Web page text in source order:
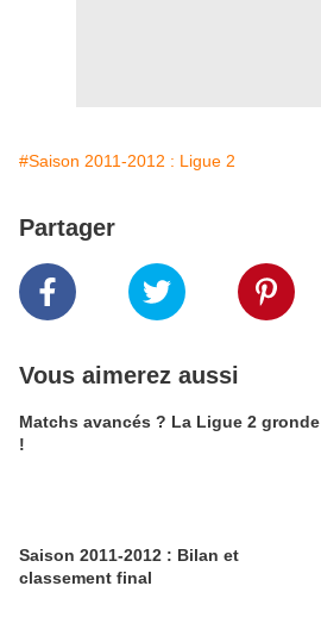
#Saison 2011-2012 : Ligue 2
Partager
Vous aimerez aussi
Matchs avancés ? La Ligue 2 gronde
!
Saison 2011-2012 : Bilan et
classement final